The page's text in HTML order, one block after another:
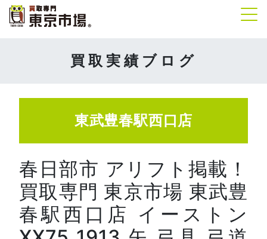
買取実績ブログ
東武豊春駅西口店
春日部市 アリフト掲載！
買取専門 東京市場 東武豊
春駅西口店 イーストン